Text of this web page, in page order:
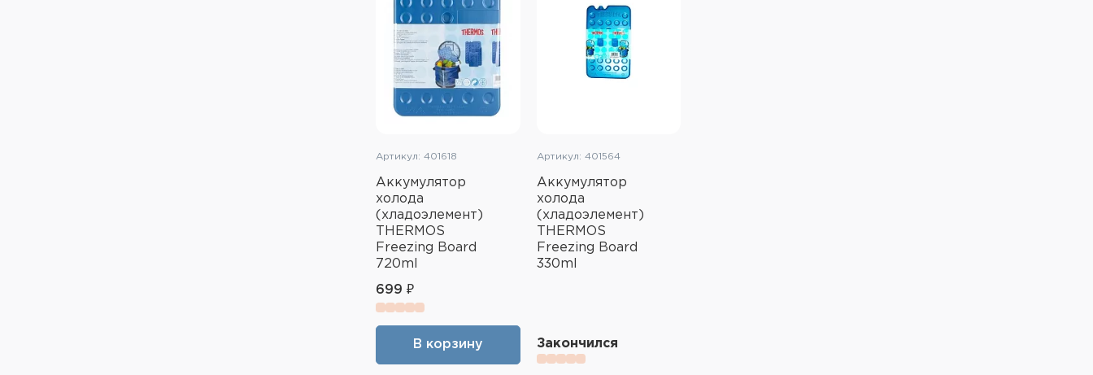
Артикул: 401618
Аккумулятор
холода
(хладоэлемент)
THERMOS
Freezing Board
720ml
699 ₽
В корзину
Артикул: 401564
Аккумулятор
холода
(хладоэлемент)
THERMOS
Freezing Board
330ml
Закончился